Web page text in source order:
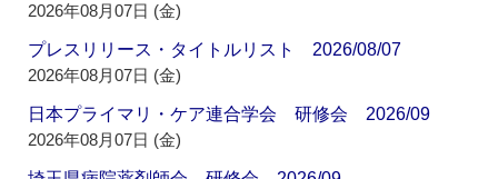
2026年08月07日 (金)
プレスリリース・タイトルリスト 2026/08/07
2026年08月07日 (金)
日本プライマリ・ケア連合学会 研修会 2026/09
2026年08月07日 (金)